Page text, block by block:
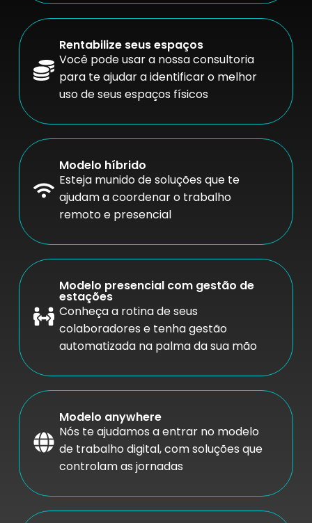
Rentabilize seus espaços
Você pode usar a nossa consultoria
para te ajudar a identificar o melhor
uso de seus espaços físicos
Modelo híbrido
Esteja munido de soluções que te
ajudam a coordenar o trabalho
remoto e presencial
Modelo presencial com gestão de
estações
Conheça a rotina de seus
colaboradores e tenha gestão
automatizada na palma da sua mão
Modelo anywhere
Nós te ajudamos a entrar no modelo
de trabalho digital, com soluções que
controlam as jornadas